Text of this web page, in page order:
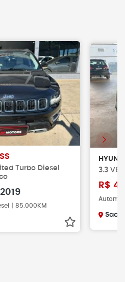
Turbo Diesel
2019
| 85.000KM
3.3 V6
R$
Sao